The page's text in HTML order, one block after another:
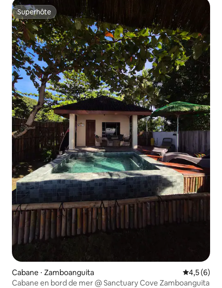
Superhôte
Superhôte
Cabane ⋅ Zamboanguita Évaluation
4,5 (6)
Cabane en bord de mer @ Sanctuary Cove Zamboanguita